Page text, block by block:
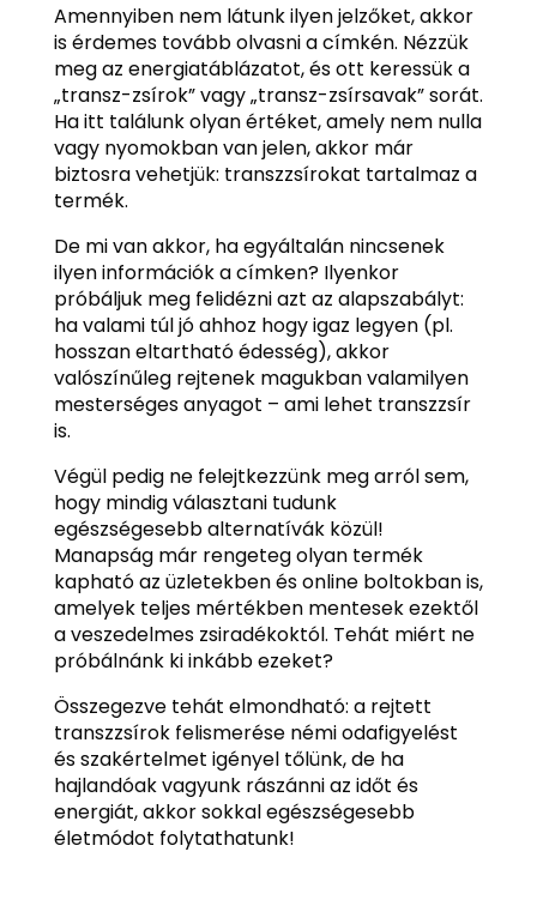
Amennyiben nem látunk ilyen jelzőket, akkor
is érdemes tovább olvasni a címkén. Nézzük
meg az energiatáblázatot, és ott keressük a
„transz-zsírok” vagy „transz-zsírsavak” sorát.
Ha itt találunk olyan értéket, amely nem nulla
vagy nyomokban van jelen, akkor már
biztosra vehetjük: transzzsírokat tartalmaz a
termék.
De mi van akkor, ha egyáltalán nincsenek
ilyen információk a címken? Ilyenkor
próbáljuk meg felidézni azt az alapszabályt:
ha valami túl jó ahhoz hogy igaz legyen (pl.
hosszan eltartható édesség), akkor
valószínűleg rejtenek magukban valamilyen
mesterséges anyagot – ami lehet transzzsír
is.
Végül pedig ne felejtkezzünk meg arról sem,
hogy mindig választani tudunk
egészségesebb alternatívák közül!
Manapság már rengeteg olyan termék
kapható az üzletekben és online boltokban is,
amelyek teljes mértékben mentesek ezektől
a veszedelmes zsiradékoktól. Tehát miért ne
próbálnánk ki inkább ezeket?
Összegezve tehát elmondható: a rejtett
transzzsírok felismerése némi odafigyelést
és szakértelmet igényel tőlünk, de ha
hajlandóak vagyunk rászánni az időt és
energiát, akkor sokkal egészségesebb
életmódot folytathatunk!